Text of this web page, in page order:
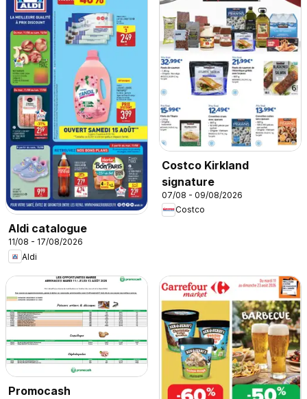
Aldi catalogue
11/08 - 17/08/2026
Aldi
Costco Kirkland
signature
07/08 - 09/08/2026
Costco
Promocash